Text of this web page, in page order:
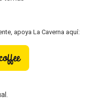
apoya La Caverna aquí: